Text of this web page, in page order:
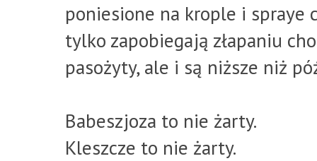
poniesione na krople i spraye
tylko zapobiegają złapaniu
pasożyty, ale i są niższe niż
Babeszjoza to nie żarty.
Kleszcze to nie żarty.